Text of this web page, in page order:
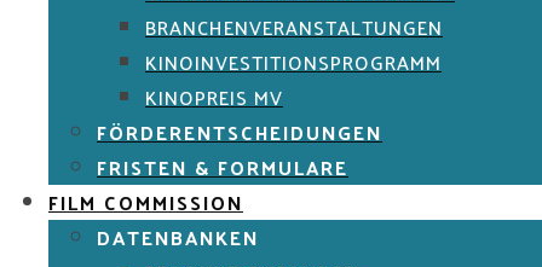
BRANCHENVERANSTALTUNGEN
KINOINVESTITIONSPROGRAMM
KINOPREIS MV
FÖRDERENTSCHEIDUNGEN
FRISTEN & FORMULARE
FILM COMMISSION
DATENBANKEN